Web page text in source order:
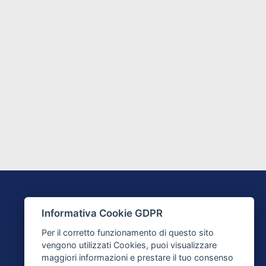
SEGUICI SU
Informativa Cookie GDPR
Per il corretto funzionamento di questo sito
vengono utilizzati Cookies, puoi visualizzare
maggiori informazioni e prestare il tuo consenso